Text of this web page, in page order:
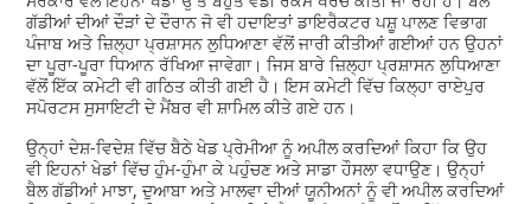
ਗੱਡੀਆਂ ਦੀਆਂ ਦੌੜਾਂ ਦੇ ਦੌਰਾਨ ਜੋ ਵੀ ਹਦਾਇਤਾਂ ਡਾਇਰੈਕਟਰ ਪਸ਼ੂ ਪਾਲਣ ਵਿਭਾਗ
ਪੰਜਾਬ ਅਤੇ ਜ਼ਿਲ੍ਹਾ ਪ੍ਰਸ਼ਾਸਨ ਲੁਧਿਆਣਾ ਵੱਲੋਂ ਜਾਰੀ ਕੀਤੀਆਂ ਗਈਆਂ ਹਨ ਉਹਨਾਂ
ਦਾ ਪੂਰਾ-ਪੂਰਾ ਧਿਆਨ ਰੱਖਿਆ ਜਾਵੇਗਾ। ਜਿਸ ਬਾਰੇ ਜ਼ਿਲ੍ਹਾ ਪ੍ਰਸ਼ਾਸਨ ਲੁਧਿਆਣਾ
ਵੱਲੋਂ ਇੱਕ ਕਮੇਟੀ ਵੀ ਗਠਿਤ ਕੀਤੀ ਗਈ ਹੈ। ਇਸ ਕਮੇਟੀ ਵਿੱਚ ਕਿਲ੍ਹਾ ਰਾਏਪੁਰ
ਸਪੋਰਟਸ ਸੁਸਾਇਟੀ ਦੇ ਮੈਂਬਰ ਵੀ ਸ਼ਾਮਿਲ ਕੀਤੇ ਗਏ ਹਨ।
ਉਨ੍ਹਾਂ ਦੇਸ਼-ਵਿਦੇਸ਼ ਵਿੱਚ ਬੈਠੇ ਖੇਡ ਪ੍ਰੇਮੀਆ ਨੂੰ ਅਪੀਲ ਕਰਦਿਆਂ ਕਿਹਾ ਕਿ ਉਹ
ਵੀ ਇਹਨਾਂ ਖੇਡਾਂ ਵਿੱਚ ਹੁੰਮ-ਹੁੰਮਾ ਕੇ ਪਹੁੰਚਣ ਅਤੇ ਸਾਡਾ ਹੌਸਲਾ ਵਧਾਉਣ। ਉਨ੍ਹਾਂ
ਬੈਲ ਗੱਡੀਆਂ ਮਾਝਾ, ਦੁਆਬਾ ਅਤੇ ਮਾਲਵਾ ਦੀਆਂ ਯੂਨੀਅਨਾਂ ਨੂੰ ਵੀ ਅਪੀਲ ਕਰਦਿਆਂ